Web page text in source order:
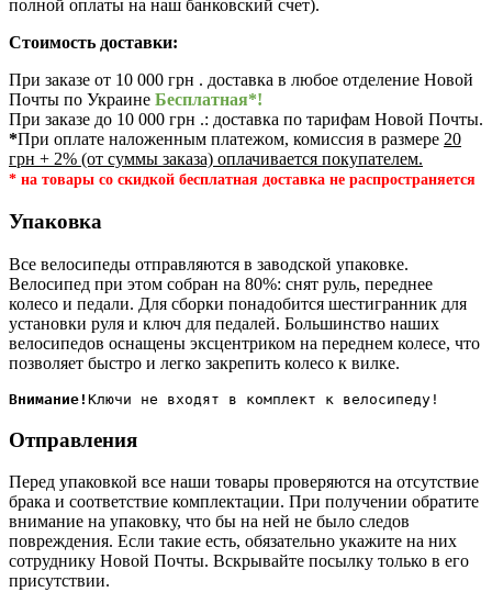
полной оплаты на наш банковский счет).
Стоимость доставки:
При заказе от 10 000 грн . доставка в любое отделение Новой
Почты по Украине Бесплатная*!
При заказе до 10 000 грн .: доставка по тарифам Новой Почты.
*При оплате наложенным платежом, комиссия в размере 20
грн + 2% (от суммы заказа) оплачивается покупателем.
* на товары со скидкой бесплатная доставка не распространяется
Упаковка
Все велосипеды отправляются в заводской упаковке.
Велосипед при этом собран на 80%: снят руль, переднее
колесо и педали. Для сборки понадобится шестигранник для
установки руля и ключ для педалей. Большинство наших
велосипедов оснащены эксцентриком на переднем колесе, что
позволяет быстро и легко закрепить колесо к вилке.
Внимание!
Отправления
Перед упаковкой все наши товары проверяются на отсутствие
брака и соответствие комплектации. При получении обратите
внимание на упаковку, что бы на ней не было следов
повреждения. Если такие есть, обязательно укажите на них
сотруднику Новой Почты. Вскрывайте посылку только в его
присутствии.